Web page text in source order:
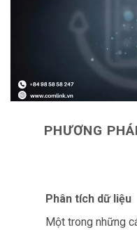
PHƯƠNG
Phân tích dữ liệu
Một trong những